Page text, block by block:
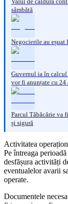
sâmbătă
Negocierile au eșuat
Guvernul ia în
vor fi anunțate cu 24
Parcul Tăbăcărie va
și sigură
Activitatea
Pe întreaga
desfășura activități
eventualelor avarii
operate.
Documentele